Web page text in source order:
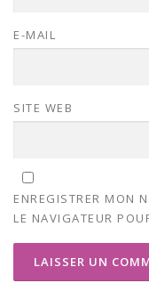
E-MAIL
SITE WEB
ENREGISTRER MON
LE NAVIGATEUR